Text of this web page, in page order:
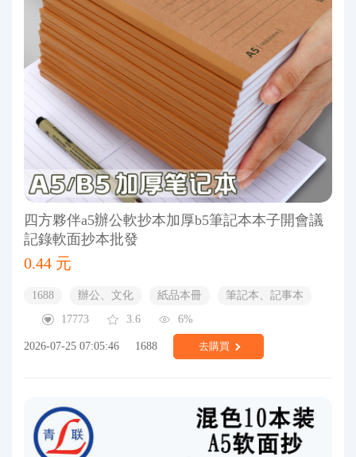
四方夥伴a5辦公軟抄本加厚b5筆記本本子開會議
記錄軟面抄本批發
0.44 元
1688 辦公、文化 紙品本冊
筆記本、記事本
17773
3.6 6%
2026-07-25 07:05:46 1688 去購買